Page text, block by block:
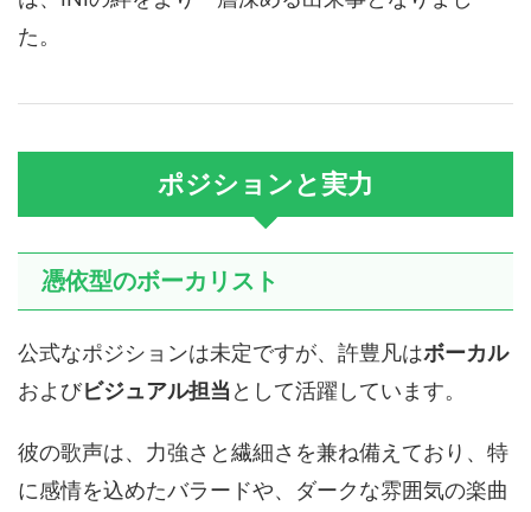
た。
ポジションと実力
憑依型のボーカリスト
公式なポジションは未定ですが、許豊凡はボーカル
およびビジュアル担当 として活躍しています。
彼の歌声は、力強さと繊細さを兼ね備えており、特
に感情を込めたバラードや、ダークな雰囲気の楽曲